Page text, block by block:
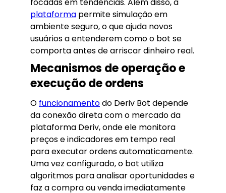
plataforma permite simulação em
ambiente seguro, o que ajuda novos
usuários a entenderem como o bot se
comporta antes de arriscar dinheiro real.
Mecanismos de operação e
execução de ordens
O funcionamentodo Deriv Bot depende
da conexão direta com o mercado da
plataforma Deriv, onde ele monitora
preços e indicadores em tempo real
para executar ordens automaticamente.
Uma vez configurado, o bot utiliza
algoritmos para analisar oportunidades e
faz a compra ou venda imediatamente